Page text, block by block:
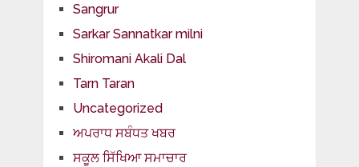
Sangrur
Sarkar Sannatkar milni
Shiromani Akali Dal
Tarn Taran
Uncategorized
ਅਪਰਾਧ ਸਬੰਧਤ ਖਬਰ
ਸਕੂਲ ਸਿੱਖਿਆ ਸਮਾਚਾਰ